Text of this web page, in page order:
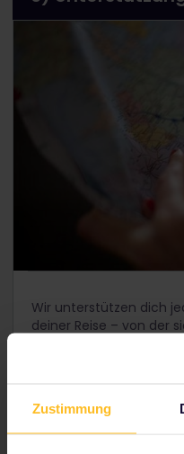
Zustimmung
Wir unterstützen dich
deiner Reise – von der
Was Ihnen ein